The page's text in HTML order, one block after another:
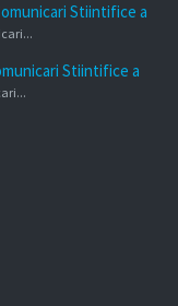
Stiintifice a
Stiintifice a